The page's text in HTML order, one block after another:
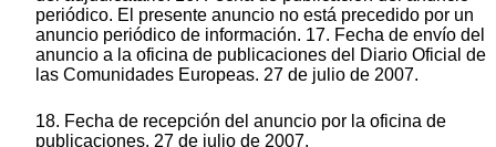
periódico. El presente anuncio no está precedido por un
anuncio periódico de información. 17. Fecha de envío del
anuncio a la oficina de publicaciones del Diario Oficial de
las Comunidades Europeas. 27 de julio de 2007.
18. Fecha de recepción del anuncio por la oficina de
publicaciones. 27 de julio de 2007.